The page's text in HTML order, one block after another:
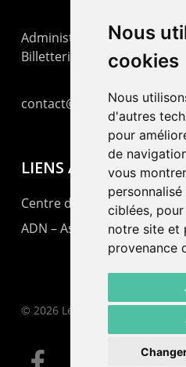
Nous
cookies
Nous
d'autres
pour
de
vous
ciblées,
notre site et
provenance
Administration : +41 32 725
Billetterie : +41 32 725 05 05
contact@lepommier.ch
LIENS AMIS
Centre de culture ABC
ADN – Association Danse
© 2026 Le Pommier.
facebook email